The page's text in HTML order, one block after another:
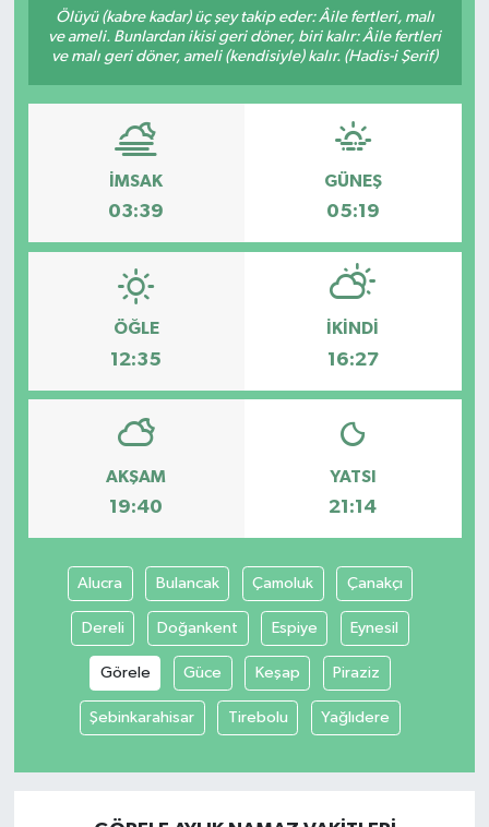
Ölüyü (kabre kadar) üç şey takip eder: Âile fertleri, malı
ve ameli. Bunlardan ikisi geri döner, biri kalır: Âile fertleri
ve malı geri döner, ameli (kendisiyle) kalır. (Hadis-i Şerif)
İMSAK
03:39
GÜNEŞ
05:19
ÖĞLE
12:35
İKINDI
16:27
AKŞAM
19:40
YATSI
21:14
Alucra Bulancak Çamoluk Çanakçı
Dereli Doğankent Espiye Eynesil
Görele Güce Keşap Piraziz
Şebinkarahisar Tirebolu Yağlıdere
KADIN
MAGAZİN
MEDYA
ÖZEL HABER
RÖPORTAJ
SAĞLIK
SPOR
TARIM
TEKNOLOJİ
TURİZM
YAŞAM